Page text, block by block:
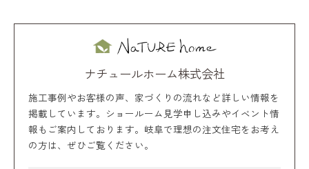
ナチュールホーム株式会社
施工事例やお客様の声、家づくりの流れなど詳しい情報を
掲載しています。ショールーム見学申し込みやイベント情
報もご案内しております。岐阜で理想の注文住宅をお考え
の方は、ぜひご覧ください。